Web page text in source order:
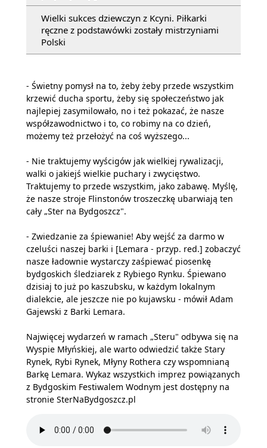
Wielki sukces dziewczyn z Kcyni. Piłkarki
ręczne z podstawówki zostały mistrzyniami
Polski
- Świetny pomysł na to, żeby żeby przede wszystkim
krzewić ducha sportu, żeby się społeczeństwo jak
najlepiej zasymilowało, no i też pokazać, że nasze
współzawodnictwo i to, co robimy na co dzień,
możemy też przełożyć na coś wyższego...
- Nie traktujemy wyścigów jak wielkiej rywalizacji,
walki o jakiejś wielkie puchary i zwycięstwo.
Traktujemy to przede wszystkim, jako zabawę. Myślę,
że nasze stroje Flinstonów troszeczkę ubarwiają ten
cały „Ster na Bydgoszcz".
- Zwiedzanie za śpiewanie! Aby wejść za darmo w
czeluści naszej barki i [Lemara - przyp. red.] zobaczyć
nasze ładownie wystarczy zaśpiewać piosenkę
bydgoskich śledziarek z Rybiego Rynku. Śpiewano
dzisiaj to już po kaszubsku, w każdym lokalnym
dialekcie, ale jeszcze nie po kujawsku - mówił Adam
Gajewski z Barki Lemara.
Najwięcej wydarzeń w ramach „Steru" odbywa się na
Wyspie Młyńskiej, ale warto odwiedzić także Stary
Rynek, Rybi Rynek, Młyny Rothera czy wspomnianą
Barkę Lemara. Wykaz wszystkich imprez powiązanych
z Bydgoskim Festiwalem Wodnym jest dostępny na
stronie SterNaBydgoszcz.pl